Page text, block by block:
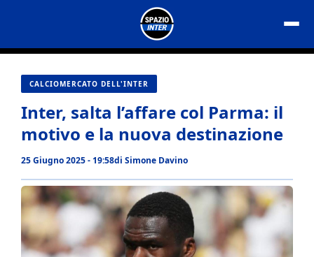
contenuto
CALCIOMERCATO DELL'INTER
Inter, salta l’affare col Parma: il
motivo e la nuova destinazione
25 Giugno 2025 - 19:58di Simone Davino